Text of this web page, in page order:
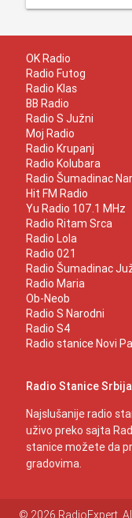
OK Radio
Radio Futog
Radio Klas
BB Radio
Radio S Južni
Moj Radio
Radio Krupanj
Radio Kolubara
Radio Šumadinac
Hit FM Radio
Yu Radio 107.1 MHz
Radio Ritam Srca
Radio Lola
Radio 021
Radio Šumadinac
Radio Maria
Ob-Neob
Radio S Narodni
Radio S4
Radio stanice Novi
Radio Stanice Srbija
Najslušanije radio
uživo preko sajta
stanice možete da
gradovima.
© 2026 RadioExpert.